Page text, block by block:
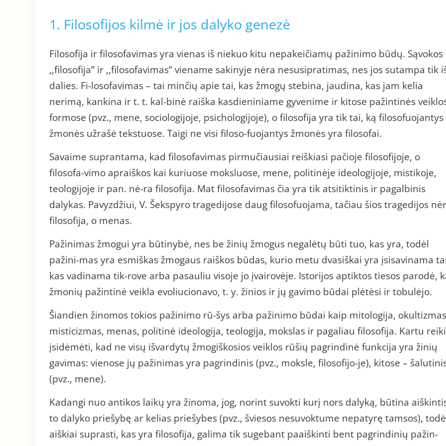
1. Filosofijos kilmė ir jos dalyko genezė
Filosofija ir filosofavimas yra vienas iš niekuo kitu nepakeičiamų pažinimo būdų. Sąvokos
,,filosofija” ir ,,filosofavimas” viename sakinyje nėra nesusipratimas, nes jos sutampa tik
dalies. Fi-losofavimas – tai minčių apie tai, kas žmogų stebina, jaudina, kas jam kelia
nerimą, kankina ir t. t. kal-binė raiška kasdieniniame gyvenime ir kitose pažintinės
formose (pvz., mene, sociologijoje, psichologijoje), o filosofija yra tik tai, ką filosofuojantys
žmonės užrašė tekstuose. Taigi ne visi filoso-fuojantys žmonės yra filosofai.
Savaime suprantama, kad filosofavimas pirmučiausiai reiškiasi pačioje filosofijoje, o
filosofa-vimo apraiškos kai kuriuose moksluose, mene, politinėje ideologijoje, mistikoje,
teologijoje ir pan. nė-ra filosofija. Mat filosofavimas čia yra tik atsitiktinis ir pagalbinis
dalykas. Pavyzdžiui, V. Šekspyro tragedijose daug filosofuojama, tačiau šios tragedijos
filosofija, o menas.
Pažinimas žmogui yra būtinybė, nes be žinių žmogus negalėtų būti tuo, kas yra, todėl
pažini-mas yra esmiškas žmogaus raiškos būdas, kurio metu dvasiškai yra įsisavinama
kas vadinama tik-rove arba pasauliu visoje jo įvairovėje. Istorijos aptiktos tiesos parodė,
žmonių pažintinė veikla evoliucionavo, t. y. žinios ir jų gavimo būdai plėtėsi ir tobulėjo.
Šiandien žinomos tokios pažinimo rū-šys arba pažinimo būdai kaip mitologija,
misticizmas, menas, politinė ideologija, teologija, mokslas ir pagaliau filosofija. Kartu
įsidėmėti, kad ne visų išvardytų žmogiškosios veiklos rūšių pagrindinė funkcija yra žinių
gavimas: vienose jų pažinimas yra pagrindinis (pvz., moksle, filosofijo-je), kitose –
(pvz., mene).
Kadangi nuo antikos laikų yra žinoma, jog, norint suvokti kurį nors dalyką, būtina
to dalyko priešybę ar kelias priešybes (pvz., šviesos nesuvoktume nepatyrę tamsos),
aiškiai suprasti, kas yra filosofija, galima tik sugebant paaiškinti bent pagrindinių pažin-